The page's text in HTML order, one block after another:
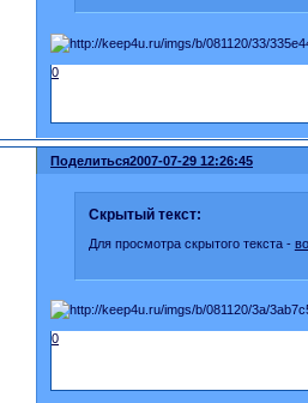
0
Поделиться2007-07-29 12:26:45
Скрытый текст:
Для просмотра скрытого текста -
0